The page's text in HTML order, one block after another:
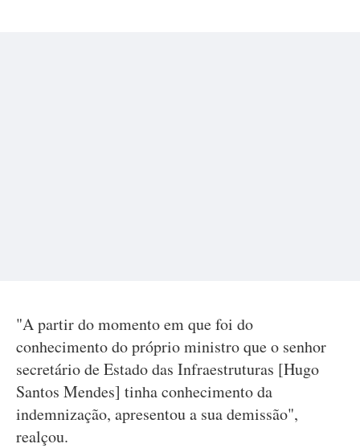
"A partir do momento em que foi do
conhecimento do próprio ministro que o senhor
secretário de Estado das Infraestruturas [Hugo
Santos Mendes] tinha conhecimento da
indemnização, apresentou a sua demissão",
realçou.